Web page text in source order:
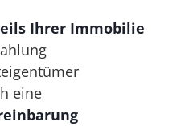
Ihrer Immobilie
eine